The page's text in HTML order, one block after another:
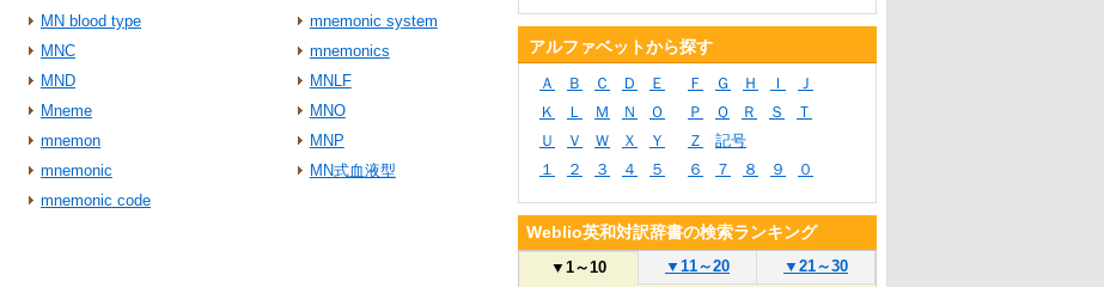
MN blood type
MNC
MND
Mneme
mnemon
mnemonic
mnemonic code
mnemonic system
mnemonics
MNLF
MNO
MNP
MN式血液型
アルファベットから探す
Ａ Ｂ Ｃ Ｄ Ｅ Ｆ Ｇ Ｈ Ｉ
Ｊ
Ｋ
Ｌ Ｍ Ｎ Ｏ Ｐ Ｑ Ｒ Ｓ
Ｔ
Ｕ
Ｖ Ｗ Ｘ Ｙ Ｚ
記号
１
２ ３ ４ ５ ６ ７ ８ ９ ０
Weblio英和対訳辞書の検索ランキング
▼ 1～10 ▼ 11～20 ▼ 21～30